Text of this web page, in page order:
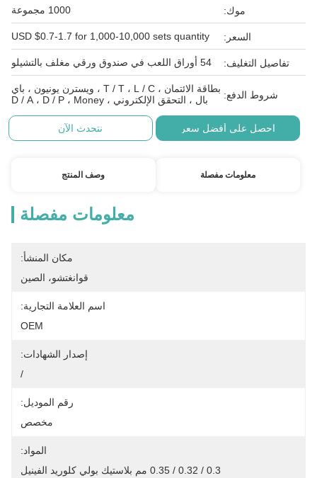
موك: 1000 مجموعة
السعر: USD $0.7-1.7 for 1,000-10,000 sets quantity
تفاصيل التغليف: 54 أوراق اللعب في صندوق ورقي مغلف بالتشيلو
شروط الدفع:
بطاقة الائتمان ، T / T ، L / C ، ويسترن يونيون ، باي
بال ، التحقق الإلكتروني ، D / A ، D / P ، Money
احصل على أفضل سعر نتحدث الآن
معلومات مفصلة وصف المنتج
معلومات مفصلة
مكان المنشأ:
قوانغتشو، الصين
اسم العلامة التجارية:
OEM
إصدار الشهادات:
/
رقم الموديل:
مخصص
المواد:
0.3 / 0.32 / 0.35 مم بلاستيك بولي كلوريد الفينيل